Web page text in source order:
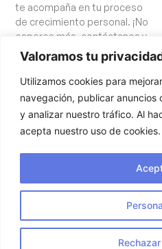
Valoramos tu
Utilizamos cookies para
navegación, publicar anuncios
y analizar nuestro tráfico. Al
acepta nuestro uso de cookies.
te acompaña en tu proceso
de crecimiento personal. ¡No
esperes más, contáctanos y
comienza a cuidar tu salud
mental!
¡Hablemos!